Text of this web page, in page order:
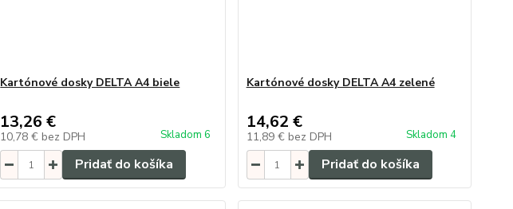
Kartónové dosky DELTA A4 biele
13,26 €
10,78 € bez DPH Skladom 6
Pridať do košíka
Kartónové dosky DELTA A4 zelené
14,62 €
11,89 € bez DPH Skladom 4
Pridať do košíka